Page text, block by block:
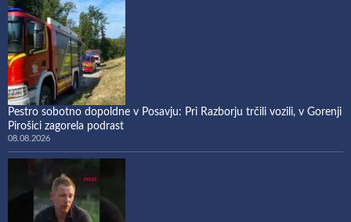
Pestro sobotno dopoldne v Posavju: Pri Razborju trčili vozili, v Gorenji
Pirošici zagorela podrast
08.08.2026